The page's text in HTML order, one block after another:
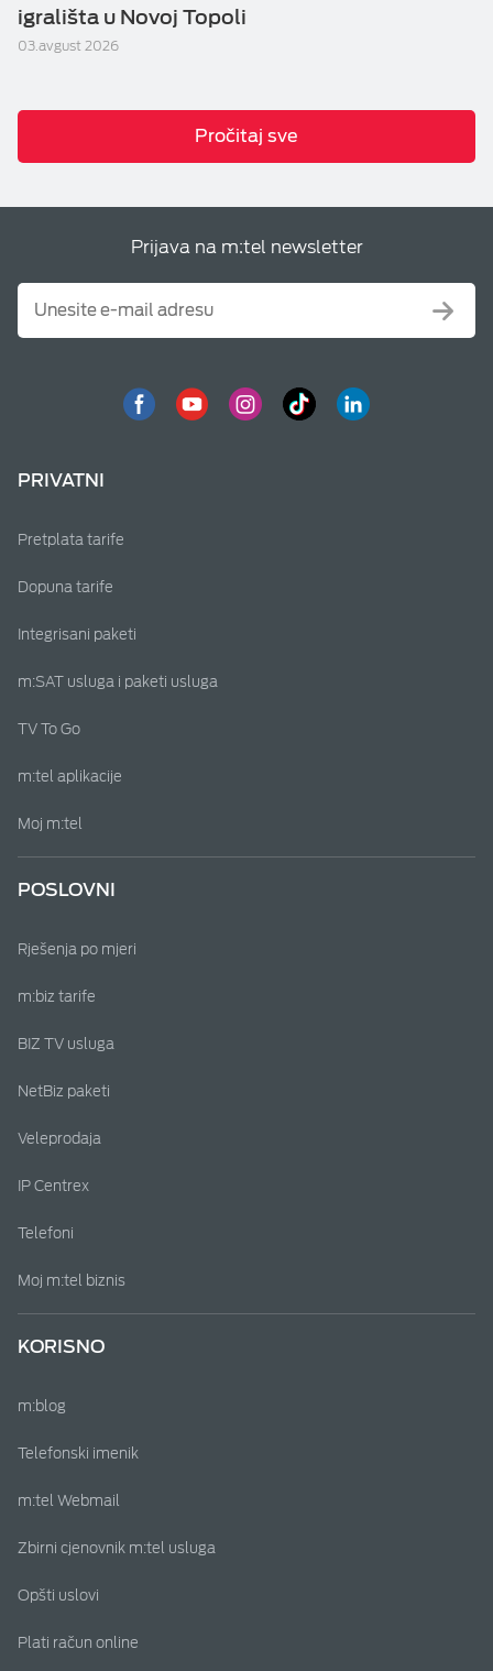
igrališta u Novoj Topoli
03.avgust 2026
Pročitaj sve
Prijava na m:tel newsletter
PRIVATNI
Pretplata tarife
Dopuna tarife
Integrisani paketi
m:SAT usluga i paketi usluga
TV To Go
m:tel aplikacije
Moj m:tel
POSLOVNI
Rješenja po mjeri
m:biz tarife
BIZ TV usluga
NetBiz paketi
Veleprodaja
IP Centrex
Telefoni
Moj m:tel biznis
KORISNO
m:blog
Telefonski imenik
m:tel Webmail
Zbirni cjenovnik m:tel usluga
Opšti uslovi
Plati račun online